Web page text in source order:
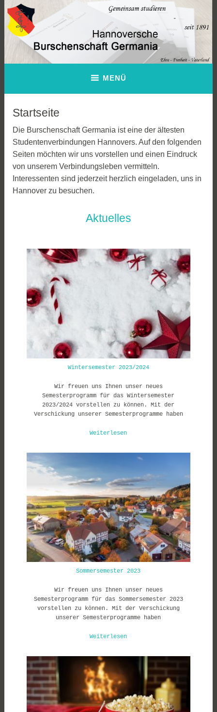
Zum
Inhalt
springen
Hannoversche Burschenschaft
MENÜ
Startseite
Die Burschenschaft Germania ist eine der ältesten
Studentenverbindungen Hannovers. Auf den folgenden
Seiten möchten wir uns vorstellen und einen Eindruck
von unserem Verbindungsleben vermitteln.
Interessenten sind jederzeit herzlich eingeladen, uns in
Hannover zu besuchen.
Aktuelles
Wintersemester 2023/2024
Wir freuen uns Ihnen unser neues
Semesterprogramm für das Wintersemester
2023/2024 vorstellen zu können. Mit der
Verschickung unserer Semesterprogramme haben
Weiterlesen
Sommersemester 2023
Wir freuen uns Ihnen unser neues
Semesterprogramm für das Sommersemester 2023
vorstellen zu können. Mit der Verschickung
unserer Semesterprogramme haben
Weiterlesen